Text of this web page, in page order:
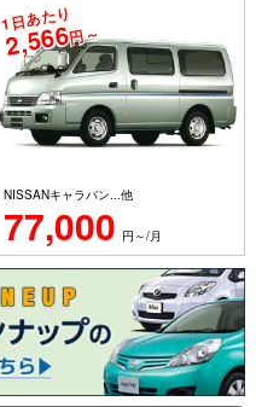
NISSANキャラバン...他
77,000 円～/月
1日あたり
2,566円～